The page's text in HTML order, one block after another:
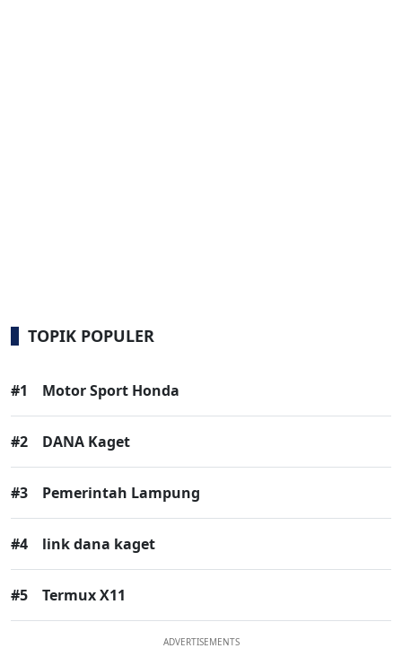
TOPIK POPULER
#1 Motor Sport Honda
#2 DANA Kaget
#3 Pemerintah Lampung
#4 link dana kaget
#5 Termux X11
ADVERTISEMENTS